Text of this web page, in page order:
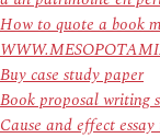
How to quote a book
Buy case study paper
Book proposal writing
Cause and effect